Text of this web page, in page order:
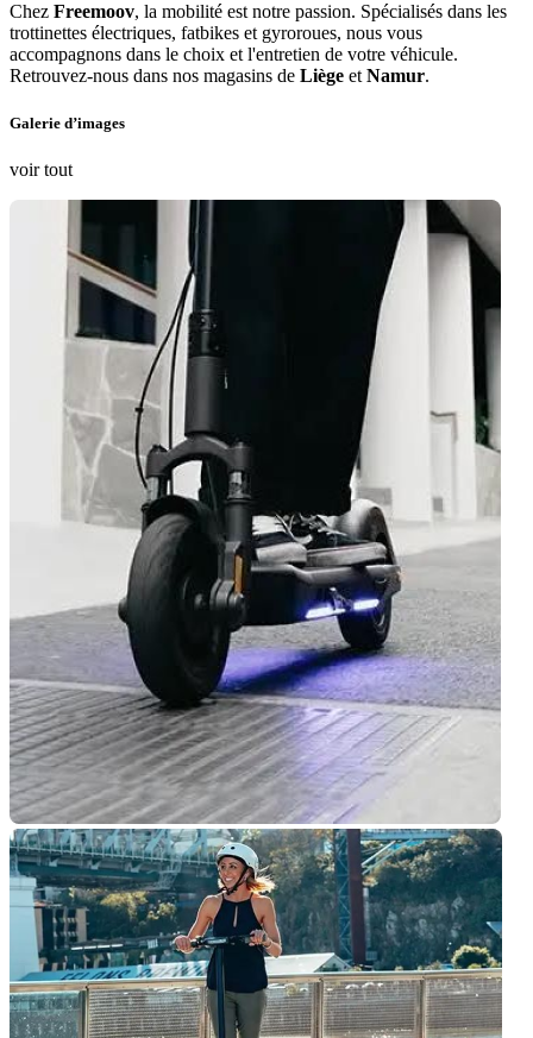
Chez Freemoov, la mobilité est notre passion. Spécialisés dans les
trottinettes électriques, fatbikes et gyroroues, nous vous
accompagnons dans le choix et l'entretien de votre véhicule.
Retrouvez-nous dans nos magasins de Liège etNamur.
Galerie d’images
voir tout